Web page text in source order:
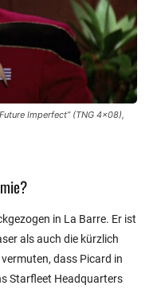
Imperfect” (TNG 4×08),
in La Barre. Er ist
als auch die kürzlich
dass Picard in
Starfleet Headquarters